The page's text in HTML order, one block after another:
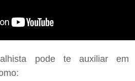
pode te auxiliar em